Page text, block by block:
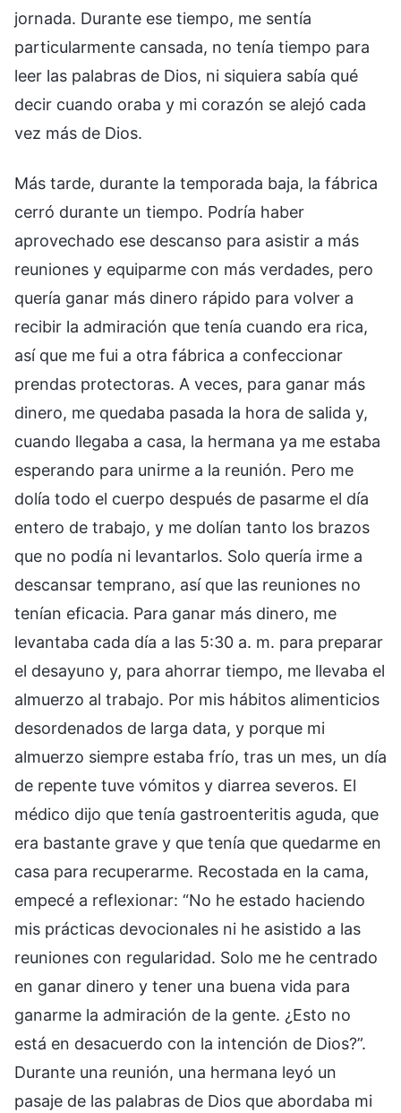
jornada. Durante ese tiempo, me sentía
particularmente cansada, no tenía tiempo para
leer las palabras de Dios, ni siquiera sabía qué
decir cuando oraba y mi corazón se alejó cada
vez más de Dios.
Más tarde, durante la temporada baja, la fábrica
cerró durante un tiempo. Podría haber
aprovechado ese descanso para asistir a más
reuniones y equiparme con más verdades, pero
quería ganar más dinero rápido para volver a
recibir la admiración que tenía cuando era rica,
así que me fui a otra fábrica a confeccionar
prendas protectoras. A veces, para ganar más
dinero, me quedaba pasada la hora de salida y,
cuando llegaba a casa, la hermana ya me estaba
esperando para unirme a la reunión. Pero me
dolía todo el cuerpo después de pasarme el día
entero de trabajo, y me dolían tanto los brazos
que no podía ni levantarlos. Solo quería irme a
descansar temprano, así que las reuniones no
tenían eficacia. Para ganar más dinero, me
levantaba cada día a las 5:30 a. m. para preparar
el desayuno y, para ahorrar tiempo, me llevaba el
almuerzo al trabajo. Por mis hábitos alimenticios
desordenados de larga data, y porque mi
almuerzo siempre estaba frío, tras un mes, un día
de repente tuve vómitos y diarrea severos. El
médico dijo que tenía gastroenteritis aguda, que
era bastante grave y que tenía que quedarme en
casa para recuperarme. Recostada en la cama,
empecé a reflexionar: “No he estado haciendo
mis prácticas devocionales ni he asistido a las
reuniones con regularidad. Solo me he centrado
en ganar dinero y tener una buena vida para
ganarme la admiración de la gente. ¿Esto no
está en desacuerdo con la intención de Dios?”.
Durante una reunión, una hermana leyó un
pasaje de las palabras de Dios que abordaba mi